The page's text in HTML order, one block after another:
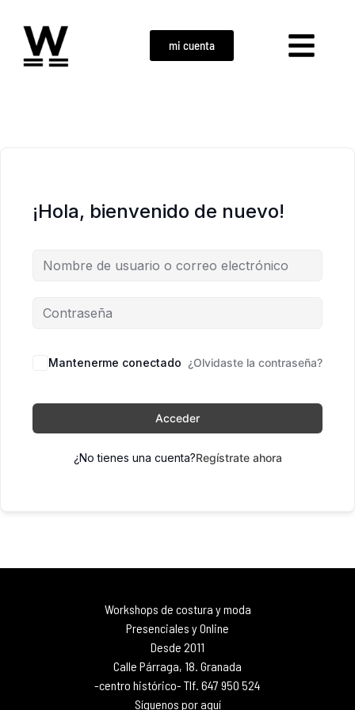
mi cuenta
¡Hola, bienvenido de nuevo!
Mantenerme conectado ¿Olvidaste la contraseña?
Acceder
¿No tienes una cuenta?Regístrate ahora
Workshops de costura y moda
Presenciales y Online
Desde 2011
Calle Párraga, 18. Granada
-centro histórico- Tlf. 647 950 524
Síguenos por aquí